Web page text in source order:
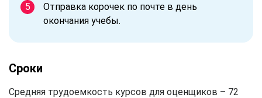
Отправка корочек по почте в день
окончания учебы.
Сроки
Средняя трудоемкость курсов для оценщиков – 72